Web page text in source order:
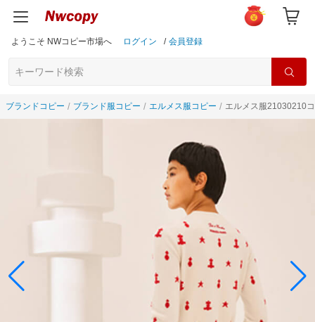
ようこそ NWコピー市場へ ログイン / 会員登録
ブランドコピー ブランド服コピー エルメス服コピー エルメス服21030210